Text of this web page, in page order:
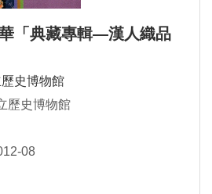
「典藏專輯—漢人織品
史博物館
歷史博物館
08